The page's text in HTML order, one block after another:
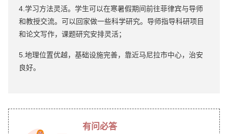
4.学习方法灵活。学生可以在寒暑假期间前往菲律宾与导师
和教授交流。可以回家做一些科学研究。导师指导科研项目
和论文写作，课题研究安排灵活；
5.地理位置优越，基础设施完善，靠近马尼拉市中心，治安
良好。
有问必答